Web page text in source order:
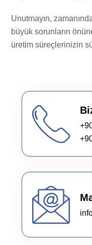
Unutmayın,
büyük sorunların
üretim süreçlerinizin